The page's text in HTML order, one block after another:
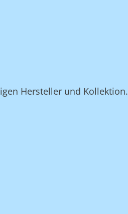
Hersteller und Kollektion.